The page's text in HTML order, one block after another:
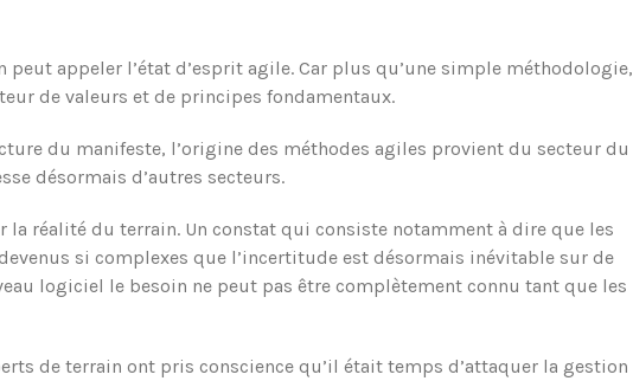
appeler l’état d’esprit agile. Car plus qu’une simple méthodologie,
de valeurs et de principes fondamentaux.
du manifeste, l’origine des méthodes agiles provient du secteur du
désormais d’autres secteurs.
la réalité du terrain. Un constat qui consiste notamment à dire que les
si complexes que l’incertitude est désormais inévitable sur de
logiciel le besoin ne peut pas être complètement connu tant que les
de terrain ont pris conscience qu’il était temps d’attaquer la gestion